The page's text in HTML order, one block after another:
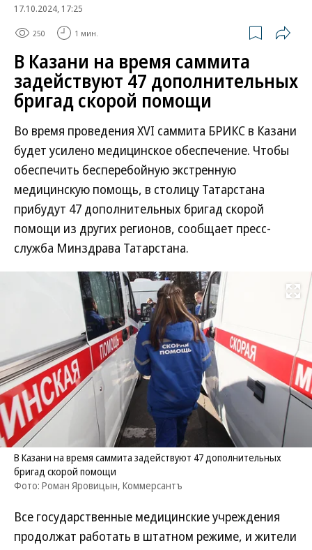
17.10.2024, 17:25
250 1 мин.
В Казани на время саммита
задействуют 47 дополнительных
бригад скорой помощи
Во время проведения XVI саммита БРИКС в Казани
будет усилено медицинское обеспечение. Чтобы
обеспечить бесперебойную экстренную
медицинскую помощь, в столицу Татарстана
прибудут 47 дополнительных бригад скорой
помощи из других регионов, сообщает пресс-
служба Минздрава Татарстана.
Развернуть
В Казани на время саммита задействуют 47 дополнительных
бригад скорой помощи
Фото: Роман Яровицын, Коммерсантъ
Все государственные медицинские учреждения
продолжат работать в штатном режиме, и жители